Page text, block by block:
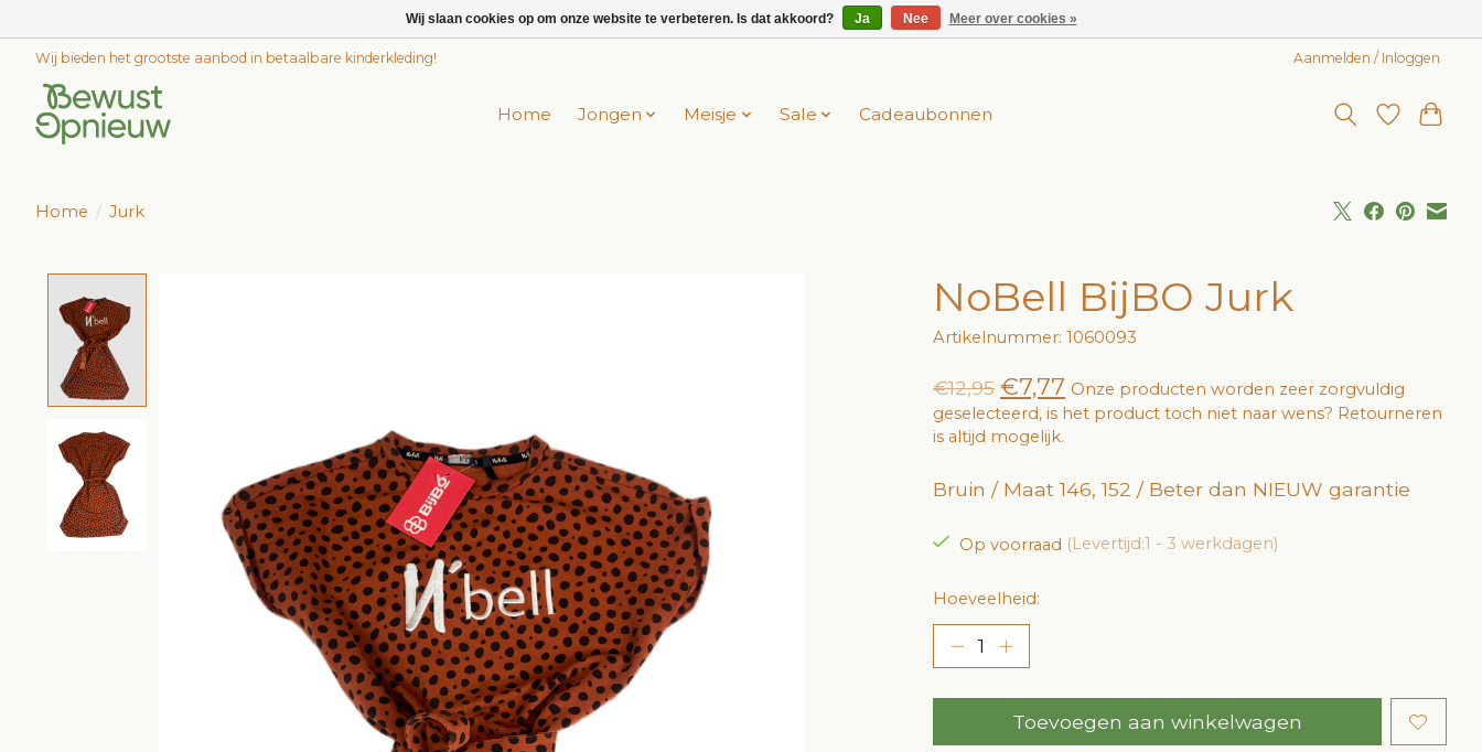
Wij bieden het grootste aanbod in betaalbare kinderkleding! Aanmelden / Inloggen
Home Jongen Meisje Sale Cadeaubonnen
Home / Jurk
NoBell BijBO Jurk
Artikelnummer: 1060093
€12,95 €7,77 Onze producten worden zeer zorgvuldig
geselecteerd, is het product toch niet naar wens? Retourneren
is altijd mogelijk.
Bruin / Maat 146, 152 / Beter dan NIEUW garantie
Op voorraad (Levertijd:1 - 3 werkdagen)
Hoeveelheid:
Toevoegen aan winkelwagen
Wij slaan cookies op om onze website te verbeteren. Is dat akkoord? Ja Nee Meer over cookies »